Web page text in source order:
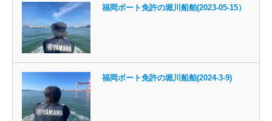
福岡ボート免許の堀川船舶(2023-05-15）
福岡ボート免許の堀川船舶(2024-3-9)